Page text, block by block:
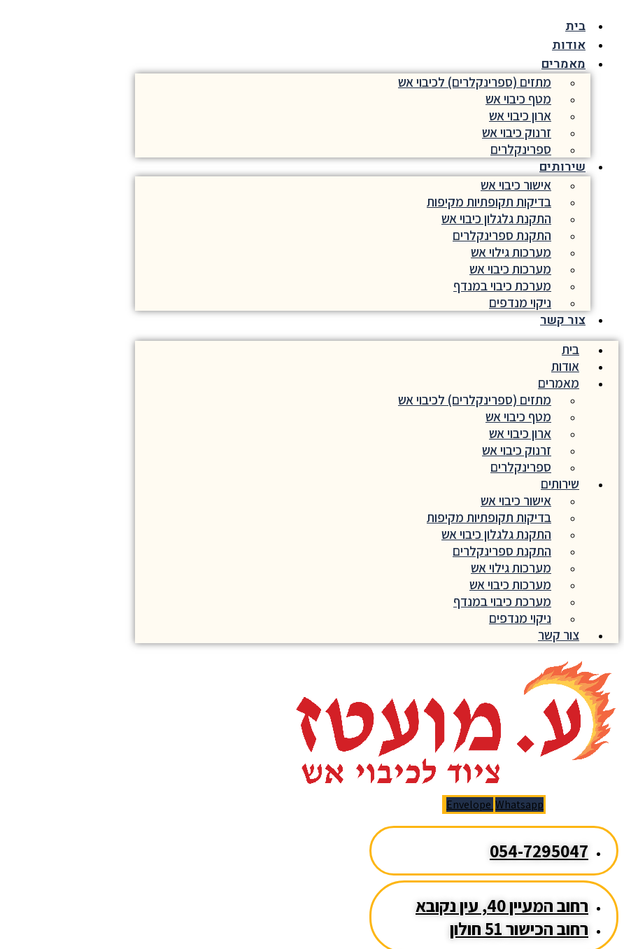
לתוכן
בית
אודות
מאמרים
מתזים (ספרינקלרים) לכיבוי אש
מטף כיבוי אש
ארון כיבוי אש
זרנוק כיבוי אש
ספרינקלרים
שירותים
אישור כיבוי אש
בדיקות תקופתיות מקיפות
התקנת גלגלון כיבוי אש
התקנת ספרינקלרים
מערכות גילוי אש
מערכות כיבוי אש
מערכת כיבוי במנדף
ניקוי מנדפים
צור קשר
בית
אודות
מאמרים
מתזים (ספרינקלרים) לכיבוי אש
מטף כיבוי אש
ארון כיבוי אש
זרנוק כיבוי אש
ספרינקלרים
שירותים
אישור כיבוי אש
בדיקות תקופתיות מקיפות
התקנת גלגלון כיבוי אש
התקנת ספרינקלרים
מערכות גילוי אש
מערכות כיבוי אש
מערכת כיבוי במנדף
ניקוי מנדפים
צור קשר
Envelope Whatsapp
054-7295047
רחוב המעיין 40, עין נקובא
רחוב הכישור 51 חולון